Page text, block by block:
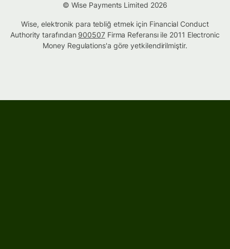
© Wise Payments Limited 2026
Wise, elektronik para tebliğ etmek için Financial Conduct
Authority tarafından 900507Firma Referansı ile 2011 Electronic
Money Regulations'a göre yetkilendirilmiştir.